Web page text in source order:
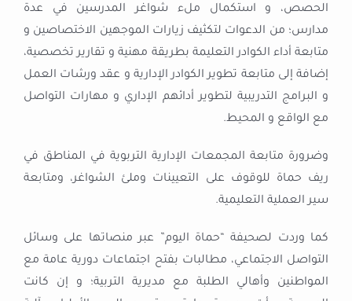
الحصص، و استكمال ملء شواغر المدرسين في عدة
مدارس؛ من الدعوات لتكثيف زيارات الموجهين الاختصاصين و
متابعة أداء الكوادر التعليمة بطريقة مهنية و تقارير تخصصية،
إضافة إلى متابعة تطوير الكوادر الإدارية و عقد ورشات العمل
و البرامج التدريبية لتطوير أدائهم الإداري و مهارات التواصل
مع الواقع و المحيط.
وضرورة متابعة المجمعات الإدارية التربوية في المناطق في
ريف حماة للوقوف على التعيينات وملئ الشواغر، ومتابعة
سير العملية التعليمية.
كما وردت لصحيفة “حماة اليوم” عبر منصاتها على وسائل
التواصل الاجتماعي، مطالبات بفتح اجتماعات دورية عامة مع
المواطنين وأهالي الطلبة مع مديرية التربية؛ و إن كانت